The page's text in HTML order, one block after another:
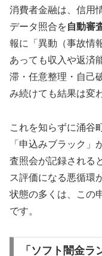
消費者金融は、信用
データ照合を自動審
報に「異動（事故情
あっても収入や返済
滞・任意整理・自己
み続けても結果は変
これを知らずに涌谷
「申込みブラック
査照会が記録される
ス評価になる悪循環
状態の多くは、この
です。
「ソフト闇金